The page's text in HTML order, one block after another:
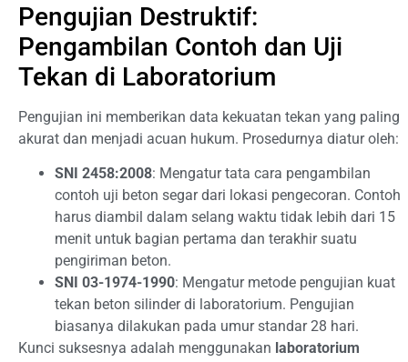
Pengujian Destruktif:
Pengambilan Contoh dan Uji
Tekan di Laboratorium
Pengujian ini memberikan data kekuatan tekan yang paling
akurat dan menjadi acuan hukum. Prosedurnya diatur oleh:
SNI 2458:2008: Mengatur tata cara pengambilan
contoh uji beton segar dari lokasi pengecoran. Contoh
harus diambil dalam selang waktu tidak lebih dari 15
menit untuk bagian pertama dan terakhir suatu
pengiriman beton.
SNI 03-1974-1990: Mengatur metode pengujian kuat
tekan beton silinder di laboratorium. Pengujian
biasanya dilakukan pada umur standar 28 hari.
Kunci suksesnya adalah menggunakan laboratorium